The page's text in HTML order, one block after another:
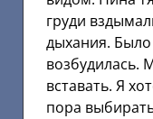
груди
дыхания.
возбудилась.
вставать. Я
пора